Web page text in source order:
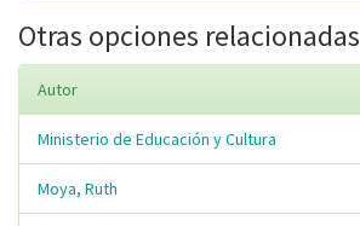
Otras opciones relacionadas
Autor
Ministerio de Educación y Cultura
Moya, Ruth